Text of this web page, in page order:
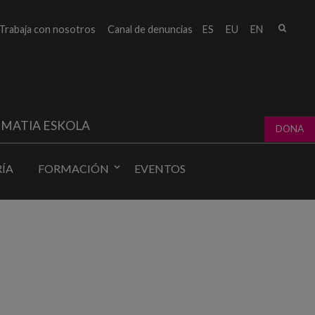
ES EU EN
Trabaja con nosotros Canal de denuncias
MATIA ESKOLA DONA
FORMACIÓN EVENTOS